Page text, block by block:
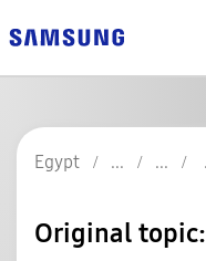
Egypt
Original topic: